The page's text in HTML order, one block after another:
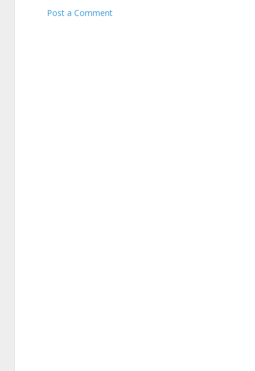
Post a Comment